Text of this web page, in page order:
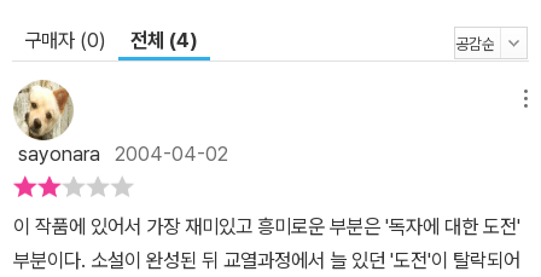
구매자 (0) 전체 (4)
sayonara 2004-04-02
이 작품에 있어서 가장 재미있고 흥미로운 부분은 '독자에 대한 도전'
부분이다. 소설이 완성된 뒤 교열과정에서 늘 있던 '도전'이 탈락되어